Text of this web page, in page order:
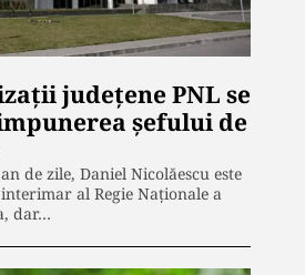
județene PNL se
șefului de
de zile, Daniel Nicolăescu este
al Regie Naționale a
dar…